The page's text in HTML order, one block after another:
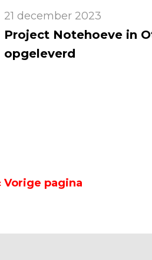
21 december 2023
Project Notehoeve in
opgeleverd
Vorige pagina